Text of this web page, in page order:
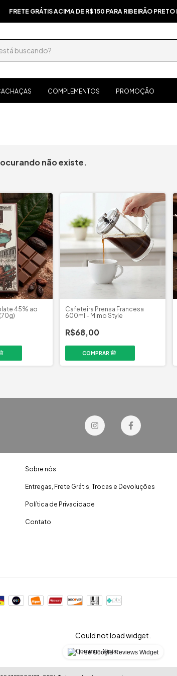
FRETE GRÁTIS ACIMA DE R$ 150 PARA RIBEIRÃO
COMPLEMENTOS PROMOÇÃO
não existe.
45% ao
Cafeteira Prensa Francesa
600ml - Mimo Style
R$68,00
Sobre nós
Entregas, Frete Grátis, Trocas e Devoluções
Política de Privacidade
Contato
Could not load widget.
Free Google Reviews Widget